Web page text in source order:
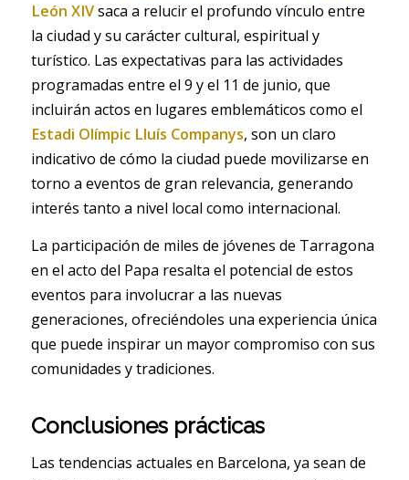
León XIVsaca a relucir el profundo vínculo entre
la ciudad y su carácter cultural, espiritual y
turístico. Las expectativas para las actividades
programadas entre el 9 y el 11 de junio, que
incluirán actos en lugares emblemáticos como el
Estadi Olímpic Lluís Companys, son un claro
indicativo de cómo la ciudad puede movilizarse en
torno a eventos de gran relevancia, generando
interés tanto a nivel local como internacional.
La participación de miles de jóvenes de Tarragona
en el acto del Papa resalta el potencial de estos
eventos para involucrar a las nuevas
generaciones, ofreciéndoles una experiencia única
que puede inspirar un mayor compromiso con sus
comunidades y tradiciones.
Conclusiones prácticas
Las tendencias actuales en Barcelona, ya sean de